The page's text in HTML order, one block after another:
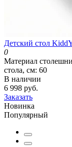
Детский стол
0
Материал
стола, см: 60
В наличии
6 998 руб.
Заказать
Новинка
Популярный